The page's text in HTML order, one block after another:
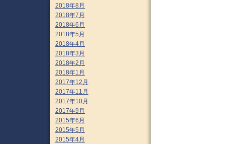
2018年8月
2018年7月
2018年6月
2018年5月
2018年4月
2018年3月
2018年2月
2018年1月
2017年12月
2017年11月
2017年10月
2017年9月
2015年6月
2015年5月
2015年4月